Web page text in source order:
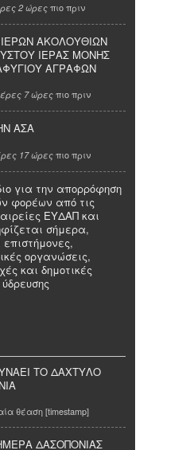
2 ώρεςπιο πριν
ΑΚΟΛΟΥΘΙΩΝ
ΙΕΡΑΣ ΜΟΝΗΣ
ΑΓΡΑΦΩΝ
7 ώρεςπιο πριν
ΑΣΑ
17 ώρες πιο πριν
για την απορρόφηση
φορέων από τις
ΕΥΔΑΠ και
σήμερα,
επιστήμονες,
οργανώσεις,
και δημοτικές
ύδρευσης
ΤΟ ΔΑΧΤΥΛΟ
θέαση [timestamp]
ΔΑΣΟΠΟΝΙΑΣ